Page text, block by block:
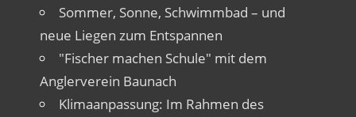
Sommer, Sonne, Schwimmbad – und
neue Liegen zum Entspannen
"Fischer machen Schule" mit dem
Anglerverein Baunach
Klimaanpassung: Im Rahmen des